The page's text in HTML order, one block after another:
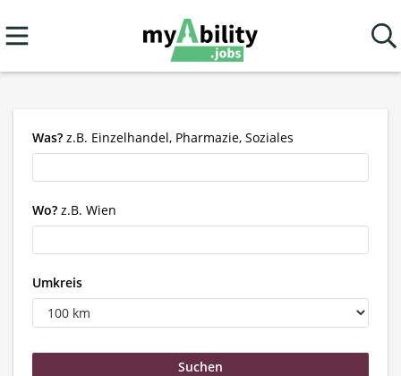
Was? z.B. Einzelhandel, Pharmazie, Soziales
Wo? z.B. Wien
Umkreis